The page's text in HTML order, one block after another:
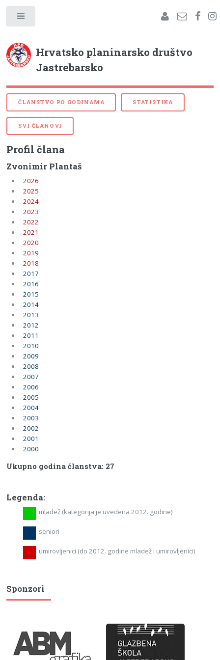
Hrvatsko planinarsko društvo
Jastrebarsko
ČLANSTVO PO GODINAMA STATISTIKA
SVI ČLANOVI
Profil člana
Zvonimir Plantaš
2026
2025
2024
2023
2022
2021
2020
2019
2018
2017
2016
2015
2014
2013
2012
2011
2010
2009
2008
2007
2006
2005
2004
2003
2002
2001
2000
Ukupno godina članstva: 27
Legenda:
mladež (kategorija je uvedena 2012. godine)
seniori
umirovljenici (do 2012. godine mladež i umirovljenici)
Sponzori